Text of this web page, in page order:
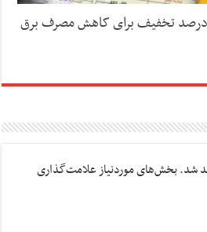
شد.بخش‌های موردنیاز علامت‌گذاری